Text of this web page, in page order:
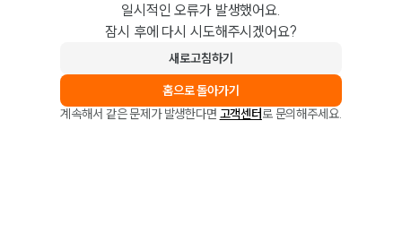
일시적인 오류가 발생했어요.
잠시 후에 다시 시도해주시겠어요?
새로고침하기
홈으로 돌아가기
계속해서 같은 문제가 발생한다면 고객센터로 문의해주세요.